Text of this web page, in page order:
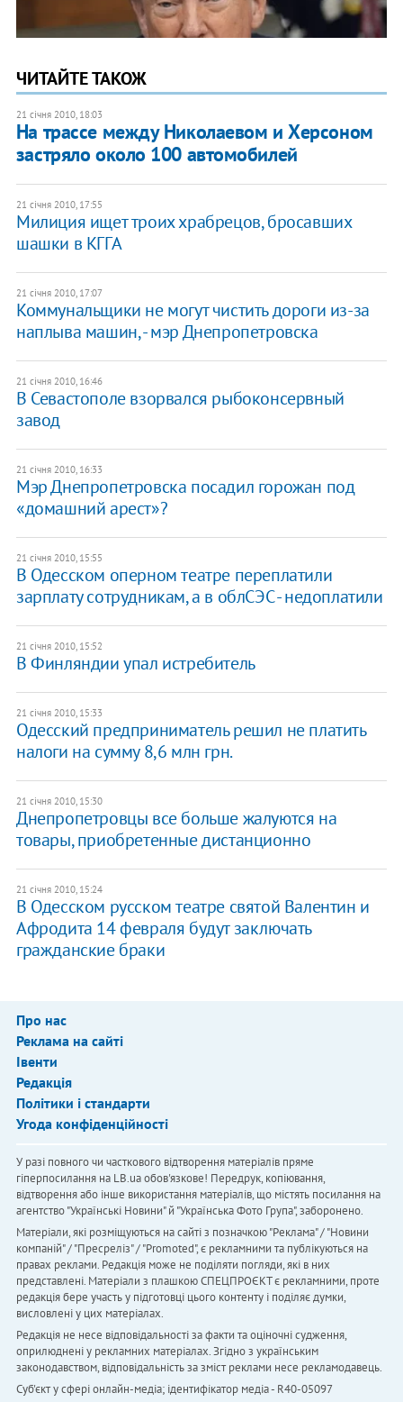
ЧИТАЙТЕ ТАКОЖ
21 січня 2010, 18:03
На трассе между Николаевом и Херсоном
застряло около 100 автомобилей
21 січня 2010, 17:55
Милиция ищет троих храбрецов, бросавших
шашки в КГГА
21 січня 2010, 17:07
Коммунальщики не могут чистить дороги из-за
наплыва машин, - мэр Днепропетровска
21 січня 2010, 16:46
В Севастополе взорвался рыбоконсервный
завод
21 січня 2010, 16:33
Мэр Днепропетровска посадил горожан под
«домашний арест»?
21 січня 2010, 15:55
В Одесском оперном театре переплатили
зарплату сотрудникам, а в облСЭС - недоплатили
21 січня 2010, 15:52
В Финляндии упал истребитель
21 січня 2010, 15:33
Одесский предприниматель решил не платить
налоги на сумму 8,6 млн грн.
21 січня 2010, 15:30
Днепропетровцы все больше жалуются на
товары, приобретенные дистанционно
21 січня 2010, 15:24
В Одесском русском театре святой Валентин и
Афродита 14 февраля будут заключать
гражданские браки
Про нас
Реклама на сайті
Івенти
Редакція
Політики і стандарти
Угода конфіденційності
У разі повного чи часткового відтворення матеріалів пряме
гіперпосилання на LB.ua обов'язкове! Передрук, копіювання,
відтворення або інше використання матеріалів, що містять посилання на
агентство "Українськi Новини" й "Українська Фото Група", заборонено.
Матеріали, які розміщуються на сайті з позначкою "Реклама" / "Новини
компаній" / "Пресреліз" / "Promoted", є рекламними та публікуються на
правах реклами. Редакція може не поділяти погляди, які в них
представлені. Матеріали з плашкою СПЕЦПРОЄКТ є рекламними, проте
редакція бере участь у підготовці цього контенту і поділяє думки,
висловлені у цих матеріалах.
Редакція не несе відповідальності за факти та оціночні судження,
оприлюднені у рекламних матеріалах. Згідно з українським
законодавством, відповідальність за зміст реклами несе рекламодавець.
Cуб'єкт у сфері онлайн-медіа; ідентифікатор медіа - R40-05097